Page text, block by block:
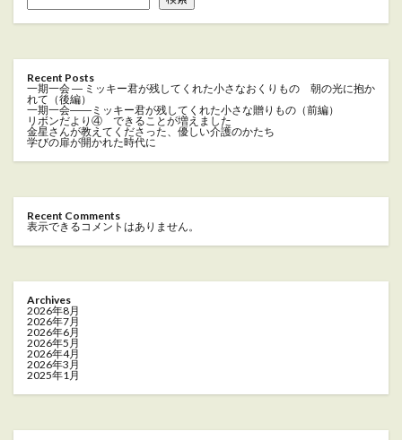
Recent Posts
一期一会 ― ミッキー君が残してくれた小さなおくりもの 朝の光に抱か
れて（後編）
一期一会――ミッキー君が残してくれた小さな贈りもの（前編）
リボンだより④ できることが増えました
金星さんが教えてくださった、優しい介護のかたち
学びの扉が開かれた時代に
Recent Comments
表示できるコメントはありません。
Archives
2026年8月
2026年7月
2026年6月
2026年5月
2026年4月
2026年3月
2025年1月